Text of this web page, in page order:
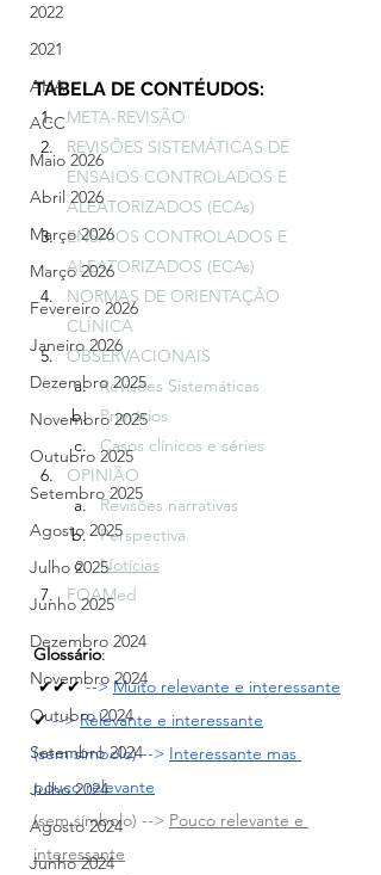
2022
2021
AHA
ACC
Maio 2026
Abril 2026
Março 2026
Março 2026
Fevereiro 2026
Janeiro 2026
Dezembro 2025
Novembro 2025
Outubro 2025
Setembro 2025
Agosto 2025
Julho 2025
Junho 2025
Dezembro 2024
Novembro 2024
Outubro 2024
Setembro 2024
Julho 2024
Agosto 2024
Junho 2024
TABELA DE CONTÉUDOS:
META-REVISÃO
REVISÕES SISTEMÁTICAS DE
ENSAIOS CONTROLADOS E
ALEATORIZADOS (ECAs)
ENSAIOS CONTROLADOS E
ALEATORIZADOS (ECAs)
NORMAS DE ORIENTAÇÃO
CLÍNICA
OBSERVACIONAIS
Revisões Sistemáticas
Primários
Casos clínicos e séries
OPINIÃO
Revisões narrativas
Perspectiva
Notícias
FOAMed
Glossário:
✔✔✔ --> Muito relevante e interessante
✔ --> Relevante e interessante
(sem símbolo) --> Interessante mas
pouco relevante
(sem símbolo) --> Pouco relevante e
interessante